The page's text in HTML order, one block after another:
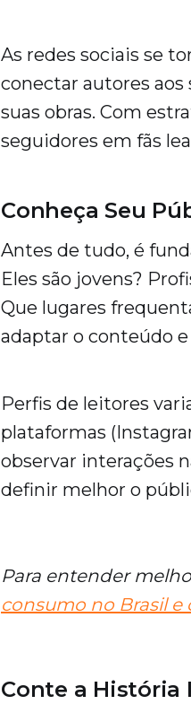
As redes sociais se
conectar autores aos
suas obras. Com
seguidores em fãs
Conheça Seu
Antes de tudo, é
Eles são jovens?
Que lugares
adaptar o conteúdo
Perfis de leitores
plataformas
observar interações
definir melhor o
Para entender
consumo no Brasil e
Conte a História